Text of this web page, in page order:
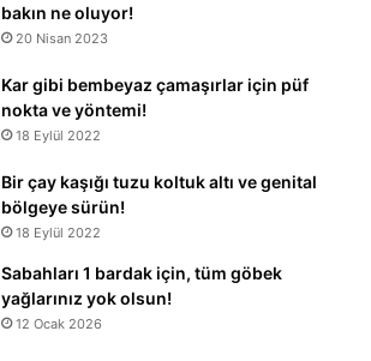
bakın ne oluyor!
20 Nisan 2023
Kar gibi bembeyaz çamaşırlar için püf
nokta ve yöntemi!
18 Eylül 2022
Bir çay kaşığı tuzu koltuk altı ve genital
bölgeye sürün!
18 Eylül 2022
Sabahları 1 bardak için, tüm göbek
yağlarınız yok olsun!
12 Ocak 2026